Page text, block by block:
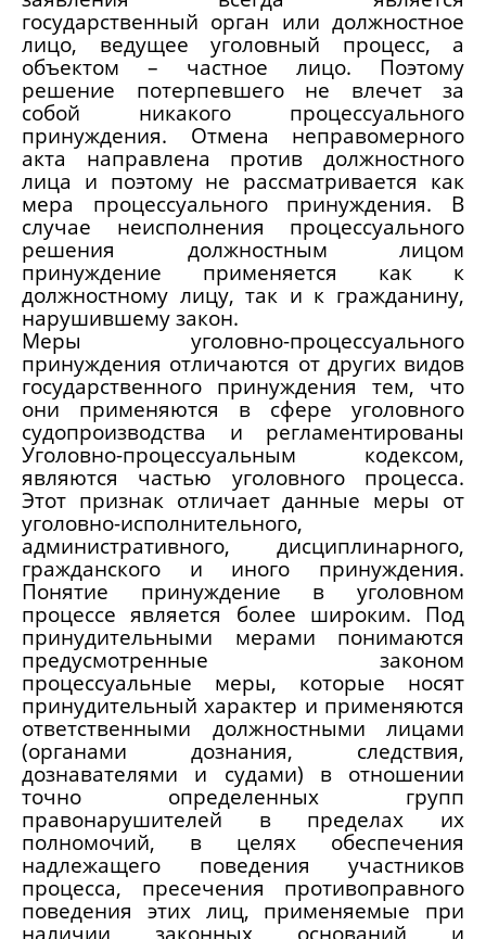
государственный орган или должностное
лицо, ведущее уголовный процесс, а
объектом – частное лицо. Поэтому
решение потерпевшего не влечет за
собой никакого процессуального
принуждения. Отмена неправомерного
акта направлена против должностного
лица и поэтому не рассматривается как
мера процессуального принуждения. В
случае неисполнения процессуального
решения должностным лицом
принуждение применяется как к
должностному лицу, так и к гражданину,
нарушившему закон.
Меры уголовно-процессуального
принуждения отличаются от других видов
государственного принуждения тем, что
они применяются в сфере уголовного
судопроизводства и регламентированы
Уголовно-процессуальным кодексом,
являются частью уголовного процесса.
Этот признак отличает данные меры от
уголовно-исполнительного,
административного, дисциплинарного,
гражданского и иного принуждения.
Понятие принуждение в уголовном
процессе является более широким. Под
принудительными мерами понимаются
предусмотренные законом
процессуальные меры, которые носят
принудительный характер и применяются
ответственными должностными лицами
(органами дознания, следствия,
дознавателями и судами) в отношении
точно определенных групп
правонарушителей в пределах их
полномочий, в целях обеспечения
надлежащего поведения участников
процесса, пресечения противоправного
поведения этих лиц, применяемые при
наличии законных оснований и